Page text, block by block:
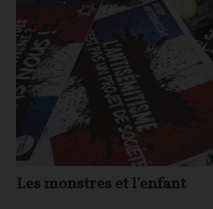
Les monstres et l’enfant